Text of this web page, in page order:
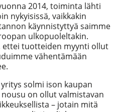
2014, toiminta lähti
nykyisissä, vaikkakin
käynnistyttyä saimme
ulkopuoleltakin.
ettei tuotteiden myynti ollut
vähentämään
solmi ison kaupan
on ollut valmistavan
– jotain mitä